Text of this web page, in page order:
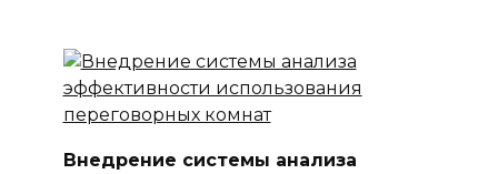
Внедрение системы анализа